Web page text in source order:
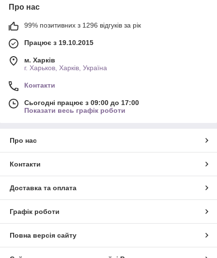
Про нас
99% позитивних з 1296 відгуків за рік
Працює з 19.10.2015
м. Харків
г. Харьков, Харків, Україна
Контакти
Сьогодні працює з 09:00 до 17:00
Показати весь графік роботи
Про нас
Контакти
Доставка та оплата
Графік роботи
Повна версія сайту